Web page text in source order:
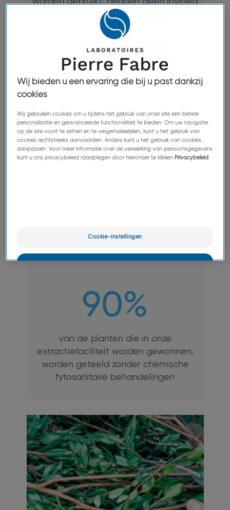
op de duurzaamheid van de
hulpbronnen
90%
van de planten die in onze
extractiefaciliteit worden gewonnen,
worden geteeld zonder chemische
fytosanitaire behandelingen
Wij bieden u een ervaring die bij u past dankzij
cookies
Wij gebruiken cookies om u tijdens het gebruik van onze site een betere
personalisatie en geavanceerde functionaliteit te bieden. Om uw navigatie
op de site voort te zetten en te vergemakkelijken, kunt u het gebruik van
cookies rechtstreeks aanvaarden. Anders kunt u het gebruik van cookies
aanpassen. Voor meer informatie over de verwerking van persoonsgegevens
kunt u ons privacybeleid raadplegen door hieronder te klikken: Privacybeleid
Cookie-instellingen